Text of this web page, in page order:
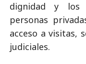
dignidad y los
personas
acceso a visitas,
judiciales.